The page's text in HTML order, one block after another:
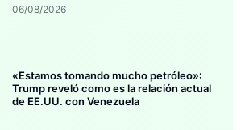
06/08/2026
«Estamos tomando mucho petróleo»:
Trump reveló como es la relación actual
de EE.UU. con Venezuela